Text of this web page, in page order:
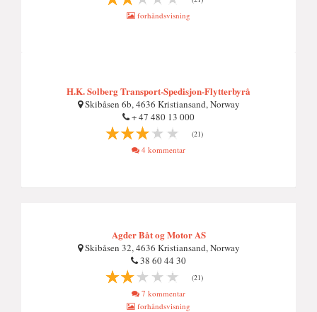
forhåndsvisning
H.K. Solberg Transport-Spedisjon-Flytterbyrå
Skibåsen 6b, 4636 Kristiansand, Norway
+ 47 480 13 000
(21)
4 kommentar
Agder Båt og Motor AS
Skibåsen 32, 4636 Kristiansand, Norway
38 60 44 30
(21)
7 kommentar
forhåndsvisning